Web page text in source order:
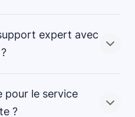
fonctionnalités de
expert avec
pour le service
?